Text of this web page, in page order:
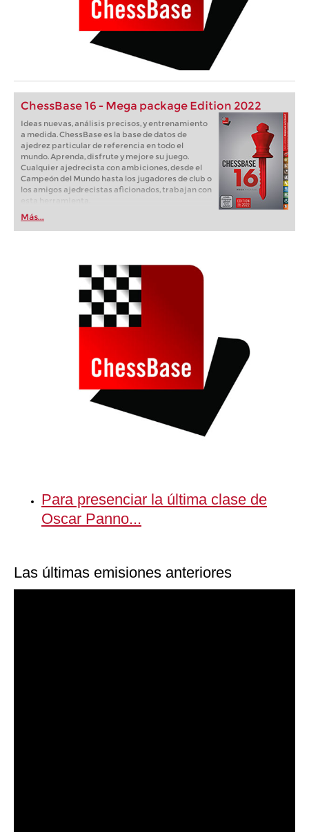
ChessBase 16 - Mega package Edition 2022
Ideas nuevas, análisis precisos, y entrenamiento
a medida. ChessBase es la base de datos de
ajedrez particular de referencia en todo el
mundo. Aprenda, disfrute y mejore su juego.
Cualquier ajedrecista con ambiciones, desde el
Campeón del Mundo hasta los jugadores de club o
los amigos ajedrecistas aficionados, trabajan con
Más...
Para presenciar la última clase de
Oscar Panno...
Las últimas emisiones anteriores